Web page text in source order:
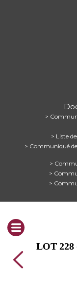
>
> Liste
> Communiqué
>
>
>
LOT 228